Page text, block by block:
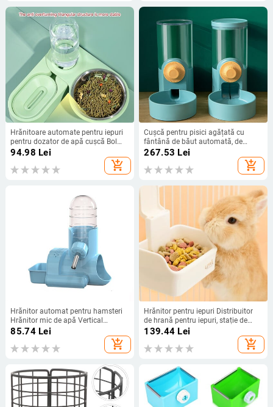
Hrănitoare automate pentru iepuri
pentru dozator de apă cușcă Bol
pentru sticlă de apă de 18 oz pentru
94.98 Lei
add_shopping_cart
Cușcă pentru pisici agățată cu
fântână de băut automată, de
capacitate mare, pentru pisoi,
cățeluș, castron de hrănire pentru
iepure, băutor de apă, provizii
267.53 Lei
add_shopping_cart
Hrănitor automat pentru hamsteri
Hrănitor mic de apă Vertical
Rollerball Fierbător Sticlă de apă
85.74Lei
add_shopping_cart
Hrănitor pentru iepuri Distribuitor
de hrană pentru iepuri, stație de
hrănire pentru animale de
companie, rezistentă la uzură, anti-
răsturnare, hrănitor pentru iepuri
139.44 Lei
add_shopping_cart